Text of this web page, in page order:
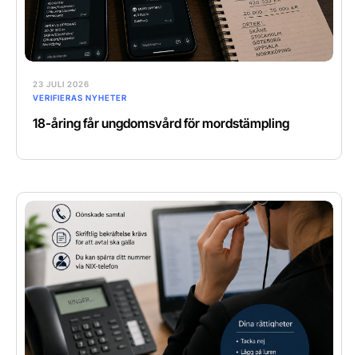
23 JULI 2026
VERIFIERAS NYHETER
18-åring får ungdomsvård för mordstämpling